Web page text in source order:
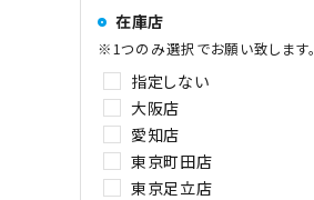
在庫店
※1つのみ選択でお願い致します。
指定しない
大阪店
愛知店
東京町田店
東京足立店